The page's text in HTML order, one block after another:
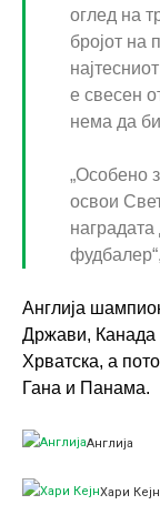
оглед на
бројот на
е свесен
нема да
„Особено
освои
наградата
Aнглија
Држави, Канада
Хрватска, а
Гана и Панама.
Англија
Хари Кејн